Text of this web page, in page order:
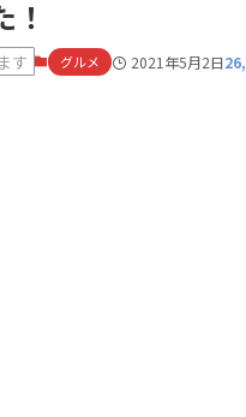
す グルメ 2021年5月2日